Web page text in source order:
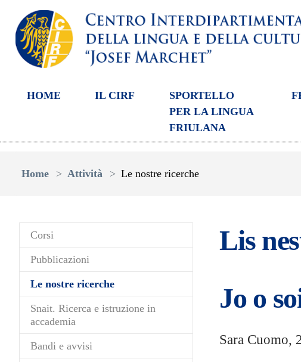
HOME IL CIRF
SPORTELLO
PER LA LINGUA
FRIULANA
Home
Attività Le nostre ricerche
Corsi
Pubblicazioni
Le nostre ricerche(current)
Snait. Ricerca e istruzione in
accademia
Bandi e avvisi
Lis
Jo o
Sara Cuomo,